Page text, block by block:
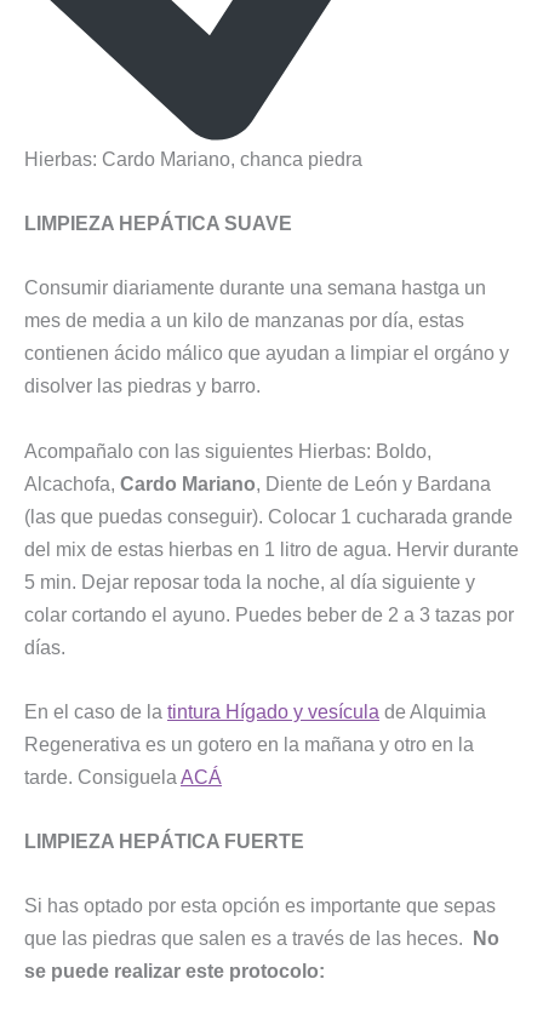
Hierbas: Cardo Mariano, chanca piedra
LIMPIEZA HEPÁTICA SUAVE
Consumir diariamente durante una semana hastga un
mes de media a un kilo de manzanas por día, estas
contienen ácido málico que ayudan a limpiar el orgáno y
disolver las piedras y barro.
Acompañalo con las siguientes Hierbas: Boldo,
Alcachofa, Cardo Mariano, Diente de León y Bardana
(las que puedas conseguir). Colocar 1 cucharada grande
del mix de estas hierbas en 1 litro de agua. Hervir durante
5 min. Dejar reposar toda la noche, al día siguiente y
colar cortando el ayuno. Puedes beber de 2 a 3 tazas por
días.
En el caso de la tintura Hígado y vesícula de Alquimia
Regenerativa es un gotero en la mañana y otro en la
tarde. Consiguela ACÁ
LIMPIEZA HEPÁTICA FUERTE
Si has optado por esta opción es importante que sepas
que las piedras que salen es a través de las heces.
No
se puede realizar este protocolo: